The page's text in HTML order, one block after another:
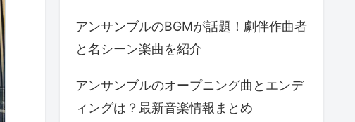
アンサンブルのBGMが話題！劇伴作曲者
と名シーン楽曲を紹介
アンサンブルのオープニング曲とエンデ
ィングは？最新音楽情報まとめ